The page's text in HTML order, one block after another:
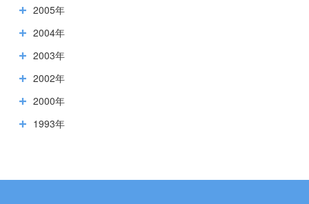
2005年
2004年
2003年
2002年
2000年
1993年